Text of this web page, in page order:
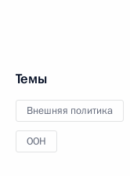
Темы
Внешняя политика
ООН